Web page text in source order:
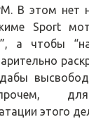
В этом нет
Sport
а чтобы
этого